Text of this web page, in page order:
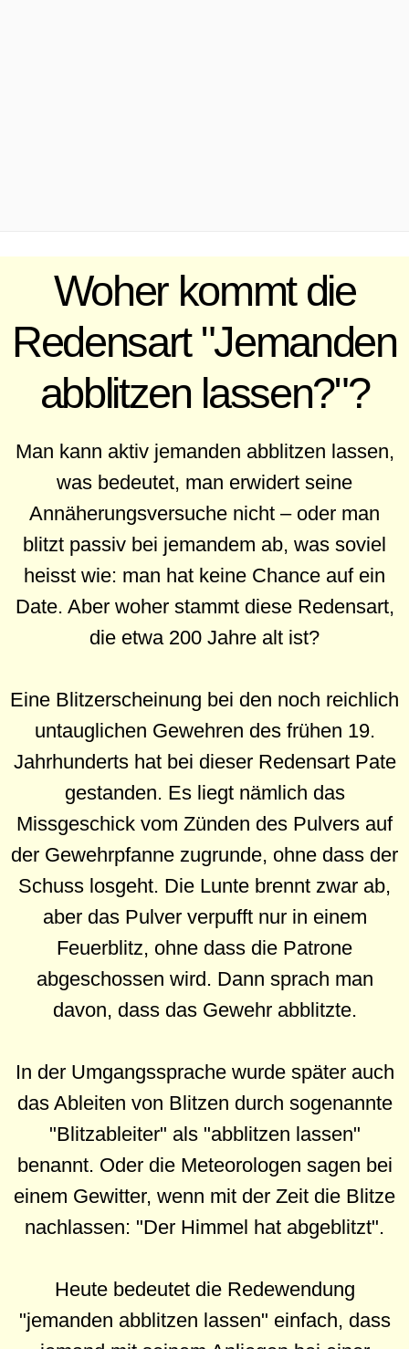
Woher kommt die
Redensart "Jemanden
abblitzen lassen?"?
Man kann aktiv jemanden abblitzen lassen,
was bedeutet, man erwidert seine
Annäherungsversuche nicht – oder man
blitzt passiv bei jemandem ab, was soviel
heisst wie: man hat keine Chance auf ein
Date. Aber woher stammt diese Redensart,
die etwa 200 Jahre alt ist?
Eine Blitzerscheinung bei den noch reichlich
untauglichen Gewehren des frühen 19.
Jahrhunderts hat bei dieser Redensart Pate
gestanden. Es liegt nämlich das
Missgeschick vom Zünden des Pulvers auf
der Gewehrpfanne zugrunde, ohne dass der
Schuss losgeht. Die Lunte brennt zwar ab,
aber das Pulver verpufft nur in einem
Feuerblitz, ohne dass die Patrone
abgeschossen wird. Dann sprach man
davon, dass das Gewehr abblitzte.
In der Umgangssprache wurde später auch
das Ableiten von Blitzen durch sogenannte
"Blitzableiter" als "abblitzen lassen"
benannt. Oder die Meteorologen sagen bei
einem Gewitter, wenn mit der Zeit die Blitze
nachlassen: "Der Himmel hat abgeblitzt".
Heute bedeutet die Redewendung
"jemanden abblitzen lassen" einfach, dass